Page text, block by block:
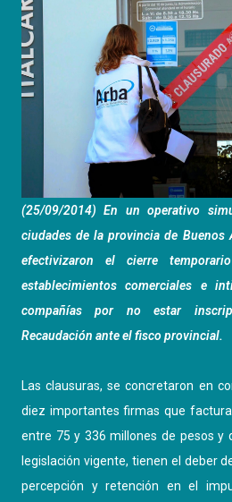
(25/09/2014) En un operativo
ciudades de la provincia de Buenos
efectivizaron el cierre
establecimientos comerciales e
compañías por no estar
Recaudación ante el fisco provincial.
Las clausuras, se concretaron en
diez importantes firmas que
entre 75 y 336 millones de pesos y
legislación vigente, tienen el deber
percepción y retención en el